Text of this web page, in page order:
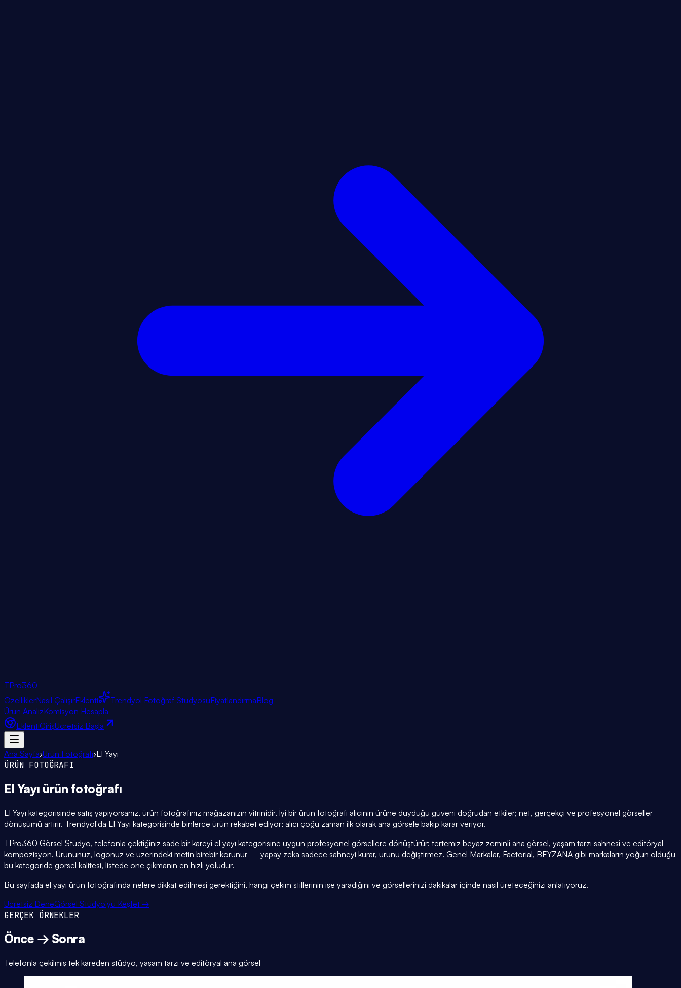
TPro360
ÖzelliklerNasıl ÇalışırEklenti Trendyol Fotoğraf StüdyosuFiyatlandırmaBlog
Ürün AnalizKomisyon Hesapla
EklentiGirişÜcretsiz Başla
Ana Sayfa›Ürün Fotoğrafı›El Yayı
ÜRÜN FOTOĞRAFI
El Yayı ürün fotoğrafı
El Yayı kategorisinde satış yapıyorsanız, ürün fotoğrafınız mağazanızın vitrinidir. İyi bir ürün fotoğrafı alıcının ürüne duyduğu güveni doğrudan etkiler; net, gerçekçi ve profesyonel görseller
dönüşümü artırır. Trendyol'da El Yayı kategorisinde binlerce ürün rekabet ediyor; alıcı çoğu zaman ilk olarak ana görsele bakıp karar veriyor.
TPro360 Görsel Stüdyo, telefonla çektiğiniz sade bir kareyi el yayı kategorisine uygun profesyonel görsellere dönüştürür: tertemiz beyaz zeminli ana görsel, yaşam tarzı sahnesi ve editöryal
kompozisyon. Ürününüz, logonuz ve üzerindeki metin birebir korunur — yapay zeka sadece sahneyi kurar, ürünü değiştirmez. Genel Markalar, Factorial, BEYZANA gibi markaların yoğun olduğu
bu kategoride görsel kalitesi, listede öne çıkmanın en hızlı yoludur.
Bu sayfada el yayı ürün fotoğrafında nelere dikkat edilmesi gerektiğini, hangi çekim stillerinin işe yaradığını ve görsellerinizi dakikalar içinde nasıl üreteceğinizi anlatıyoruz.
Ücretsiz DeneGörsel Stüdyo'yu Keşfet →
GERÇEK ÖRNEKLER
Önce → Sonra
Telefonla çekilmiş tek kareden stüdyo, yaşam tarzı ve editöryal ana görsel